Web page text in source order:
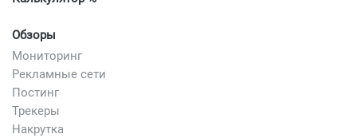
Обзоры
Мониторинг
Рекламные сети
Постинг
Трекеры
Накрутка